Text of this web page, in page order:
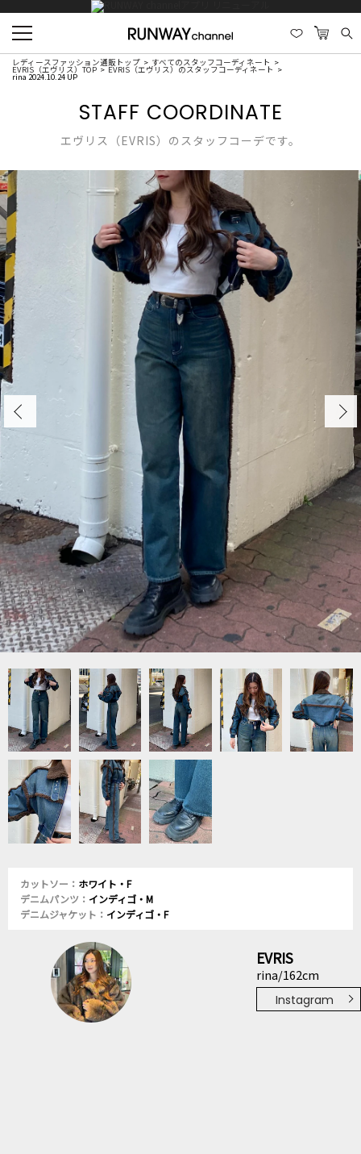
レディースファッション通販トップ すべてのスタッフコーディネート
EVRIS（エヴリス）TOP EVRIS（エヴリス）のスタッフコーディネート
rina 2024.10.24 UP
STAFF COORDINATE
エヴリス（EVRIS）のスタッフコーデです。
カットソー： ホワイト・F
デニムパンツ： インディゴ・M
デニムジャケット： インディゴ・F
EVRIS
rina/162cm
Instagram